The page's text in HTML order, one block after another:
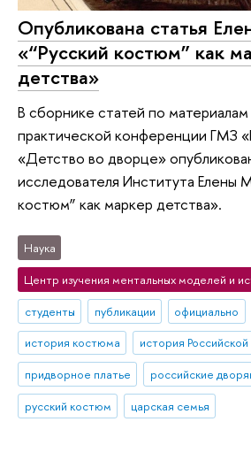
Опубликована статья
«“Русский костюм” как
детства»
В сборнике статей по материалам
практической конференции ГМЗ
«Детство во дворце»
исследователя Института Елены
костюм” как маркер детства».
Наука
Центр изучения ментальных моделей и
студенты
публикации официально
история костюма
история
придворное платье
российские
русский костюм
царская семья